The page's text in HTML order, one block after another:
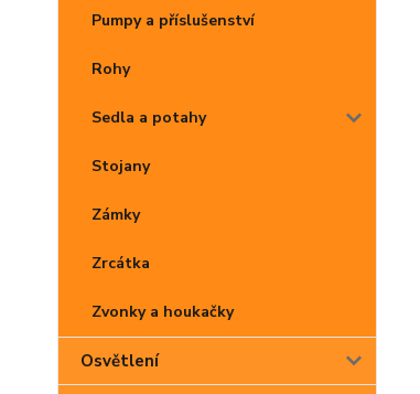
Pumpy a příslušenství
Rohy
Sedla a potahy
Stojany
Zámky
Zrcátka
Zvonky a houkačky
Osvětlení